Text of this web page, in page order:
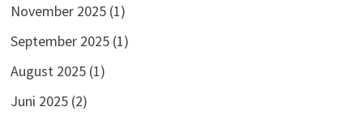
November 2025(1)
September 2025(1)
August 2025(1)
Juni 2025(2)